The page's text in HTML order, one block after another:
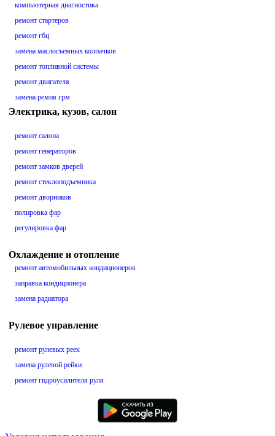
компьютерная диагностика
ремонт стартеров
ремонт гбц
замена маслосъемных колпачков
ремонт топливной системы
ремонт двигателя
замена ремня грм
Электрика, кузов, салон
ремонт салона
ремонт генераторов
ремонт замков дверей
ремонт стеклоподъемника
ремонт дворников
полировка фар
регулировка фар
Охлаждение и отопление
ремонт автомобильных кондиционеров
заправка кондиционера
замена радиатора
Рулевое управление
ремонт рулевых реек
замена рулевой рейки
ремонт гидроусилителя руля